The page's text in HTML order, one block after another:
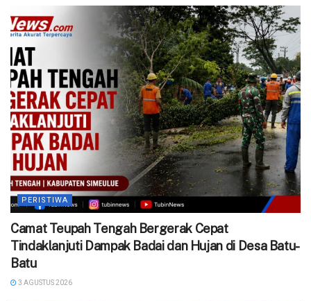
PERISTIWA
Camat Teupah Tengah Bergerak Cepat
Tindaklanjuti Dampak Badai dan Hujan di Desa Batu-
Batu
3 AGUSTUS 2026